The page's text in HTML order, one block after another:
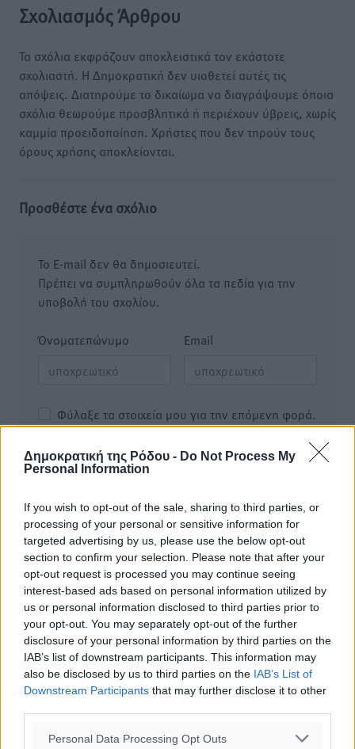
Δημοκρατική της Ρόδου - Do Not Process My
Personal Information
If you wish to opt-out of the sale, sharing to third parties, or
processing of your personal or sensitive information for
targeted advertising by us, please use the below opt-out
section to confirm your selection. Please note that after your
opt-out request is processed you may continue seeing
interest-based ads based on personal information utilized by
us or personal information disclosed to third parties prior to
your opt-out. You may separately opt-out of the further
disclosure of your personal information by third parties on the
IAB’s list of downstream participants. This information may
also be disclosed by us to third parties on the IAB’s List of
Downstream Participants that may further disclose it to other
Personal Data Processing Opt Outs
Σχολιασμός Άρθρου
Τα σχόλια εκφράζουν αποκλειστικά τον εκάστοτε
σχολιαστή. Η Δημοκρατική δεν υιοθετεί αυτές τις
απόψεις. Διατηρούμε το δικαίωμα να διαγράψουμε όποια
σχόλια θεωρούμε προσβλητικά ή περιέχουν ύβρεις, χωρίς
καμμία προειδοποίηση. Χρήστες που δεν τηρούν τους
όρους χρήσης αποκλείονται.
Προσθέστε ένα σχόλιο
Το E-mail δεν θα δημοσιευτεί.
Πρέπει να συμπληρωθούν όλα τα πεδία για την
υποβολή του σχολίου.
Όνοματεπώνυμο Email
Φύλαξε τα στοιχεία μου για την επόμενη φορά.
Για την μερική αναπαραγωγή της είδησης από άλλες